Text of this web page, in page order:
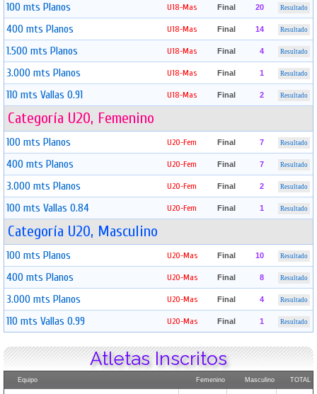
100 mts Planos U18-Mas Final 20 Resultado
400 mts Planos U18-Mas Final 14 Resultado
1.500 mts Planos U18-Mas Final 4 Resultado
3.000 mts Planos U18-Mas Final 1 Resultado
110 mts Vallas 0.91 U18-Mas Final 2 Resultado
Categoría U20, Femenino
100 mts Planos U20-Fem Final 7 Resultado
400 mts Planos U20-Fem Final 7 Resultado
3.000 mts Planos U20-Fem Final 2 Resultado
100 mts Vallas 0.84 U20-Fem Final 1 Resultado
Categoría U20, Masculino
100 mts Planos U20-Mas Final 10 Resultado
400 mts Planos U20-Mas Final 8 Resultado
3.000 mts Planos U20-Mas Final 4 Resultado
110 mts Vallas 0.99 U20-Mas Final 1 Resultado
Atletas Inscritos
Equipo Femenino Masculino TOTAL